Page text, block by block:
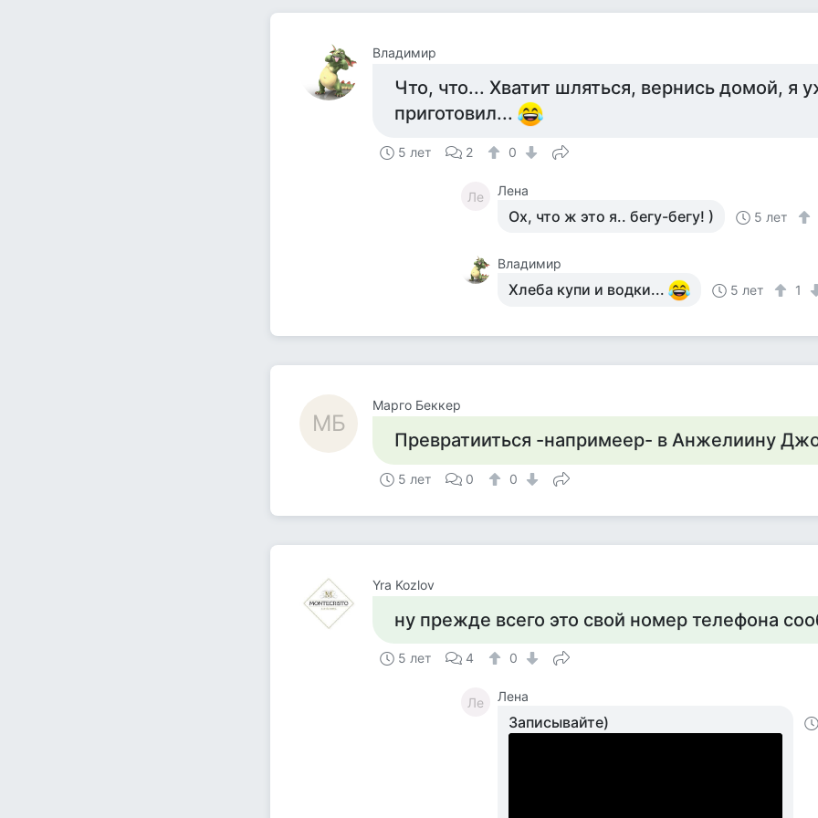
Владимир
Что, что... Хватит шляться, вернись домой, я
приготовил...
5 лет 2 0
Ле Лена
Ох, что ж это я.. бегу-бегу! ) 5 лет
Владимир
Хлеба купи и водки... 5 лет 1
MБ
Mарго Беккер
Превратииться -напримеер- в Анжелиину
5 лет 0 0
Yra Kozlov
ну прежде всего это свой номер телефона
5 лет 4 0
Ле Лена
Записывайте)